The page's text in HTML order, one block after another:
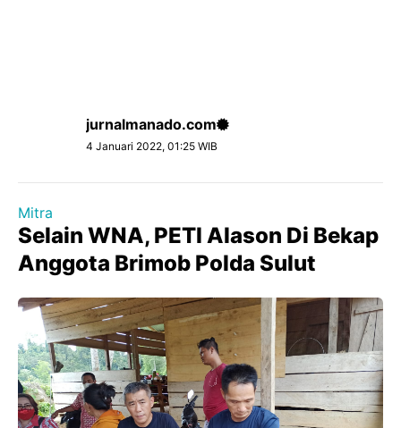
jurnalmanado.com
4 Januari 2022, 01:25 WIB
Mitra
Selain WNA, PETI Alason Di Bekap
Anggota Brimob Polda Sulut